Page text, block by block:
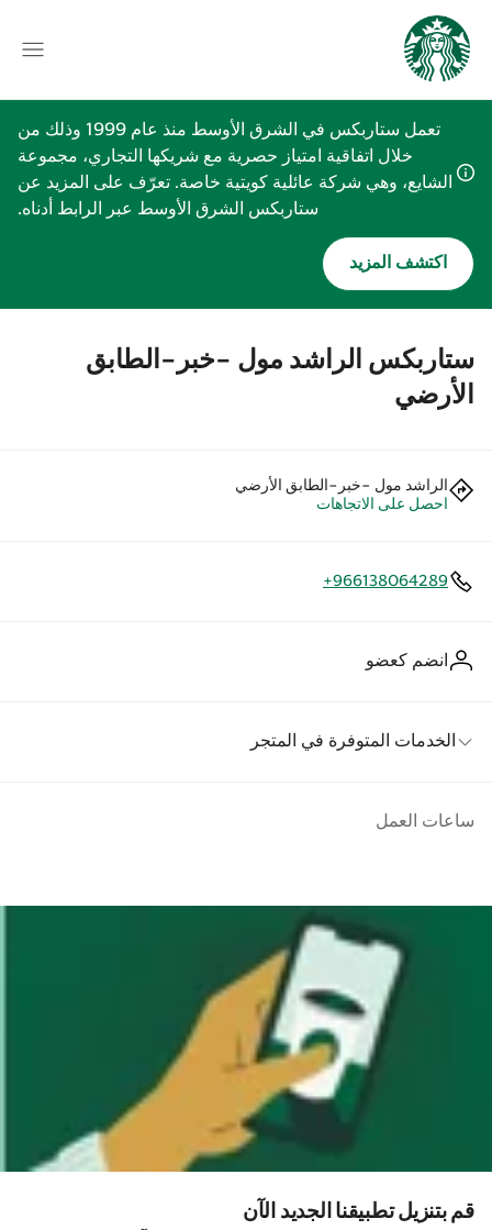
تعمل ستاربكس في الشرق الأوسط منذ عام 1999 وذلك من
خلال اتفاقية امتياز حصرية مع شريكها التجاري، مجموعة
الشايع، وهي شركة عائلية كويتية خاصة. تعرّف على المزيد عن
ستاربكس الشرق الأوسط عبر الرابط أدناه.
اكتشف المزيد
ستاربكس الراشد مول -خبر-الطابق
الأرضي
الراشد مول -خبر-الطابق الأرضي
احصل على الاتجاهات
+966138064289
انضم كعضو
الخدمات المتوفرة في المتجر
ساعات العمل
قم بتنزيل تطبيقنا الجديد الآن